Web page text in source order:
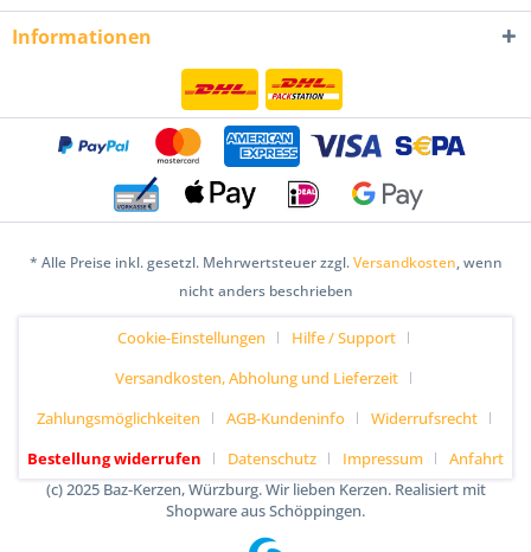
Informationen
* Alle Preise inkl. gesetzl. Mehrwertsteuer zzgl.Versandkosten, wenn
nicht anders beschrieben
Cookie-Einstellungen
Hilfe / Support
Versandkosten, Abholung und Lieferzeit
Zahlungsmöglichkeiten
AGB-Kundeninfo
Widerrufsrecht
Bestellung widerrufen
Datenschutz Impressum
Anfahrt
(c) 2025 Baz-Kerzen, Würzburg. Wir lieben Kerzen. Realisiert mit
Shopware aus Schöppingen.